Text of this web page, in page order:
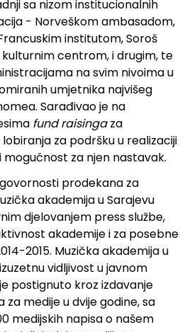
sa nizom institucionalnih
- Norveškom ambasadom,
institutom, Soroš
kulturnim centrom, i drugim, te
na svim nivoima u
umjetnika najvišeg
Sarađivao je na
fund raisingaza
za podršku u realizaciji
za njen nastavak.
prodekana za
akademija u Sarajevu
djelovanjem press službe,
akademije i za posebne
2015. Muzička akademija u
vidljivost u javnom
postignuto kroz izdavanje
za medije u dvije godine, sa
medijskih napisa o našem